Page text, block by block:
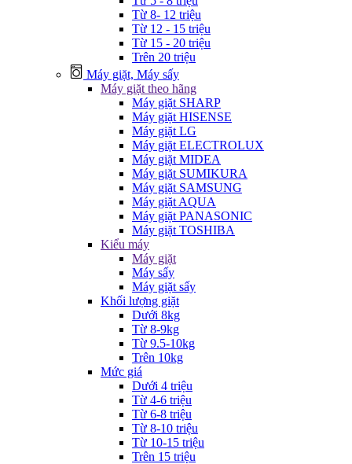
Từ 8- 12 triệu
Từ 12 - 15 triệu
Từ 15 - 20 triệu
Trên 20 triệu
Máy giặt, Máy sấy
Máy giặt theo hãng
Máy giặt SHARP
Máy giặt HISENSE
Máy giặt LG
Máy giặt ELECTROLUX
Máy giặt MIDEA
Máy giặt SUMIKURA
Máy giặt SAMSUNG
Máy giặt AQUA
Máy giặt PANASONIC
Máy giặt TOSHIBA
Kiểu máy
Máy giặt
Máy sấy
Máy giặt sấy
Khối lượng giặt
Dưới 8kg
Từ 8-9kg
Từ 9.5-10kg
Trên 10kg
Mức giá
Dưới 4 triệu
Từ 4-6 triệu
Từ 6-8 triệu
Từ 8-10 triệu
Từ 10-15 triệu
Trên 15 triệu